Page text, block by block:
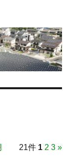
21件 1 2 3 »